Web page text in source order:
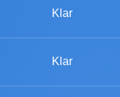
Klar
Klar